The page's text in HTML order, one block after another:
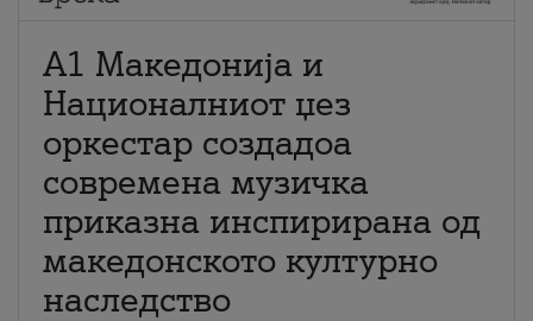
А1 Македонија и
Националниот џез
оркестар создадоа
современа музичка
приказна инспирирана од
македонското културно
наследство